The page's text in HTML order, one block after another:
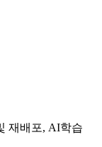
재배포, AI학습